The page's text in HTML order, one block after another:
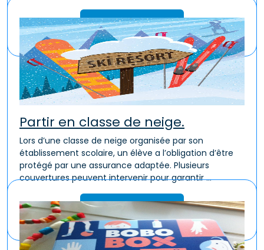
Lire la suite
Partir en classe de neige.
Lors d’une classe de neige organisée par son
établissement scolaire, un élève a l’obligation d’être
protégé par une assurance adaptée. Plusieurs
couvertures peuvent intervenir pour garantir ...
Lire la suite